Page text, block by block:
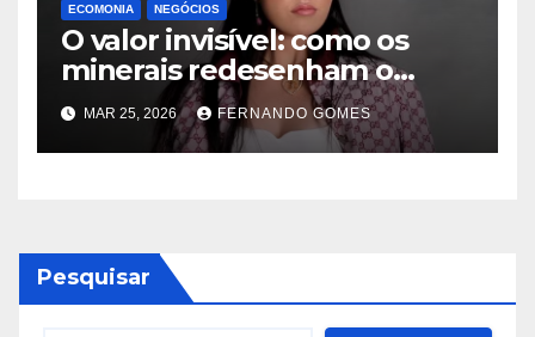
ECOMONIA NEGÓCIOS
O valor invisível: como os
minerais redesenham o
equilíbrio de poder mundial
MAR 25, 2026 FERNANDO GOMES
Pesquisar